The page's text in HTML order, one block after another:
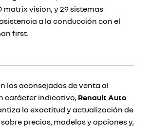
matrix vision, y 29 sistemas
a la conducción con el
first.
los aconsejados de venta al
carácter indicativo, Renault Auto
la exactitud y actualización de
precios, modelos y opciones y,